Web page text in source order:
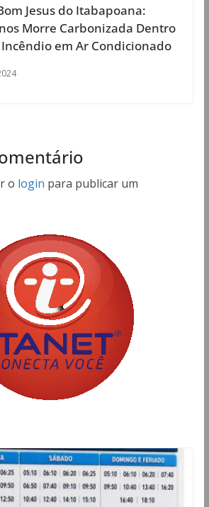
Jesus do Itabapoana:
Morre Carbonizada Dentro
Incêndio em Ar Condicionado
o login para publicar um